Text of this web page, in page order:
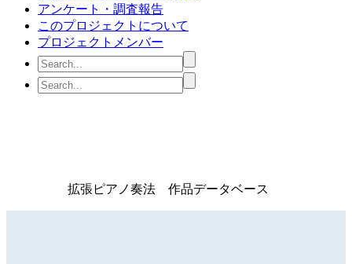
アンケート・調査報告
このプロジェクトについて
プロジェクトメンバー
拡張ピアノ奏法 作品データベース